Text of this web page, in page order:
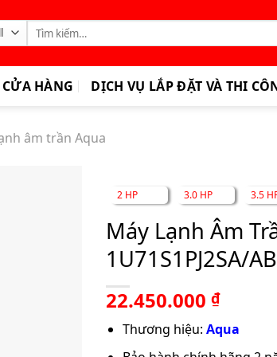
Tìm
kiếm:
CỬA HÀNG DỊCH VỤ LẮP ĐẶT VÀ THI
âm trần Aqua
2 HP 3.0 HP 3.5
Máy Lạnh Âm
1U71S1PJ2SA/
22.450.000₫
Thương hiệu: Aqua